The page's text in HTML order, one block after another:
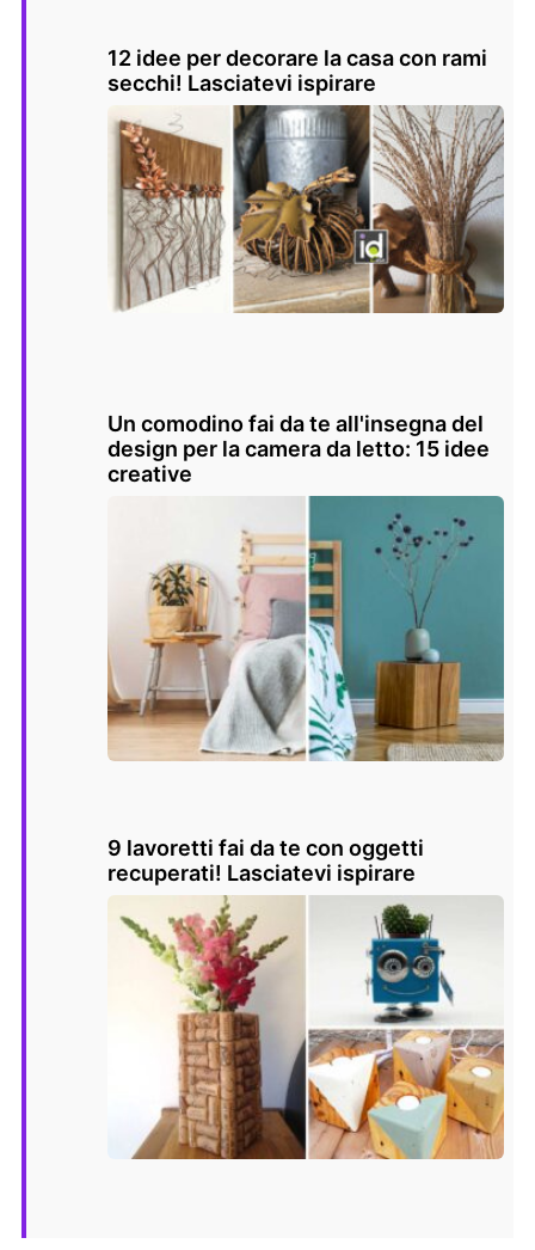
12 idee per decorare la casa con rami
secchi! Lasciatevi ispirare
Un comodino fai da te all'insegna del
design per la camera da letto: 15 idee
creative
9 lavoretti fai da te con oggetti
recuperati! Lasciatevi ispirare